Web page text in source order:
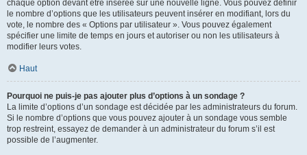
chaque option devant être insérée sur une nouvelle ligne. Vous pouvez définir
le nombre d’options que les utilisateurs peuvent insérer en modifiant, lors du
vote, le nombre des « Options par utilisateur ». Vous pouvez également
spécifier une limite de temps en jours et autoriser ou non les utilisateurs à
modifier leurs votes.
Haut
Pourquoi ne puis-je pas ajouter plus d’options à un sondage ?
La limite d’options d’un sondage est décidée par les administrateurs du forum.
Si le nombre d’options que vous pouvez ajouter à un sondage vous semble
trop restreint, essayez de demander à un administrateur du forum s’il est
possible de l’augmenter.